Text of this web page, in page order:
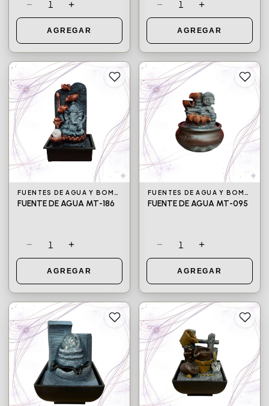
− 1 +
AGREGAR
− 1 +
AGREGAR
FUENTES DE AGUA Y BOMBAS DE AGUA
FUENTE DE AGUA MT-186
− 1 +
AGREGAR
FUENTES DE AGUA Y BOMBAS DE AGUA
FUENTE DE AGUA MT-095
− 1 +
AGREGAR